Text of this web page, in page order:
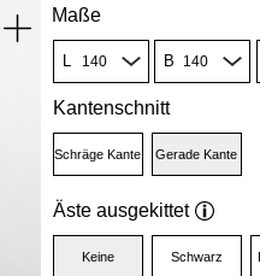
Maße
L B
Kantenschnitt
Schräge Kante Gerade Kante
Äste ausgekittet
Keine Schwarz